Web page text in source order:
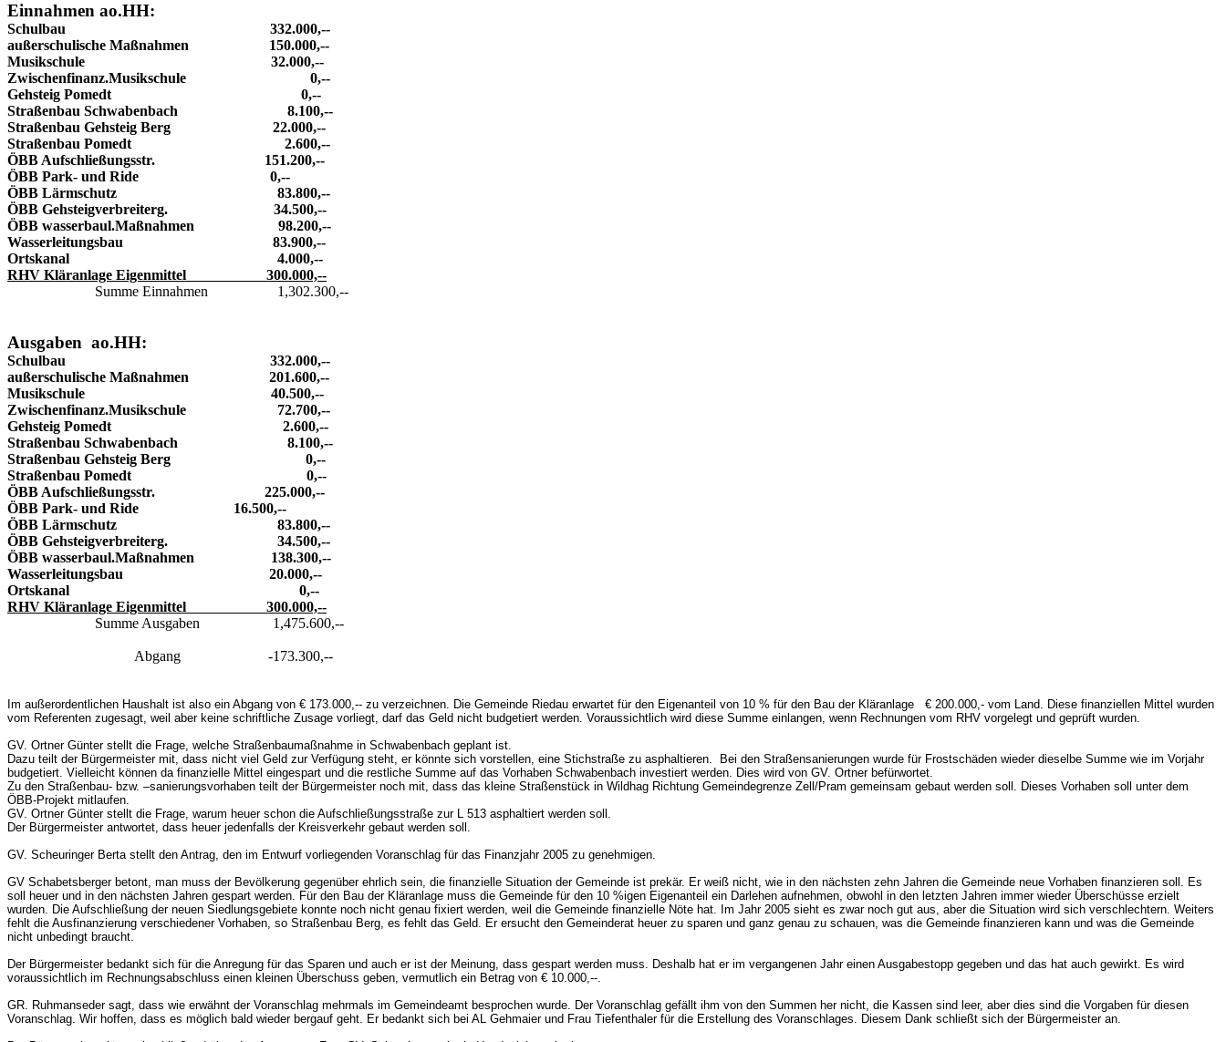
Einnahmen ao.HH:
Schulbau 332.000,--
außerschulische Maßnahmen 150.000,--
Musikschule 32.000,--
Zwischenfinanz.Musikschule 0,--
Gehsteig Pomedt 0,--
Straßenbau Schwabenbach 8.100,--
Straßenbau Gehsteig Berg 22.000,--
Straßenbau Pomedt 2.600,--
ÖBB Aufschließungsstr. 151.200,--
ÖBB Park- und Ride 0,--
ÖBB Lärmschutz 83.800,--
ÖBB Gehsteigverbreiterg. 34.500,--
ÖBB wasserbaul.Maßnahmen 98.200,--
Wasserleitungsbau 83.900,--
Ortskanal 4.000,--
RHV Kläranlage Eigenmittel 300.000,--
Summe Einnahmen 1,302.300,--
Ausgaben ao.HH:
Schulbau 332.000,--
außerschulische Maßnahmen 201.600,--
Musikschule 40.500,--
Zwischenfinanz.Musikschule 72.700,--
Gehsteig Pomedt 2.600,--
Straßenbau Schwabenbach 8.100,--
Straßenbau Gehsteig Berg 0,--
Straßenbau Pomedt 0,--
ÖBB Aufschließungsstr. 225.000,--
ÖBB Park- und Ride 16.500,--
ÖBB Lärmschutz 83.800,--
ÖBB Gehsteigverbreiterg. 34.500,--
ÖBB wasserbaul.Maßnahmen 138.300,--
Wasserleitungsbau 20.000,--
Ortskanal 0,--
RHV Kläranlage Eigenmittel 300.000,--
Summe Ausgaben 1,475.600,--
Abgang -173.300,--
Im außerordentlichen Haushalt ist also ein Abgang von € 173.000,-- zu verzeichnen. Die Gemeinde Riedau erwartet für den Eigenanteil von 10 % für den Bau der Kläranlage € 200.000,- vom Land. Diese finanziellen Mittel wurden
vom Referenten zugesagt, weil aber keine schriftliche Zusage vorliegt, darf das Geld nicht budgetiert werden. Voraussichtlich wird diese Summe einlangen, wenn Rechnungen vom RHV vorgelegt und geprüft wurden.
GV. Ortner Günter stellt die Frage, welche Straßenbaumaßnahme in Schwabenbach geplant ist.
Dazu teilt der Bürgermeister mit, dass nicht viel Geld zur Verfügung steht, er könnte sich vorstellen, eine Stichstraße zu asphaltieren. Bei den Straßensanierungen wurde für Frostschäden wieder dieselbe Summe wie im Vorjahr
budgetiert. Vielleicht können da finanzielle Mittel eingespart und die restliche Summe auf das Vorhaben Schwabenbach investiert werden. Dies wird von GV. Ortner befürwortet.
Zu den Straßenbau- bzw. –sanierungsvorhaben teilt der Bürgermeister noch mit, dass das kleine Straßenstück in Wildhag Richtung Gemeindegrenze Zell/Pram gemeinsam gebaut werden soll. Dieses Vorhaben soll unter dem
ÖBB-Projekt mitlaufen.
GV. Ortner Günter stellt die Frage, warum heuer schon die Aufschließungsstraße zur L 513 asphaltiert werden soll.
Der Bürgermeister antwortet, dass heuer jedenfalls der Kreisverkehr gebaut werden soll.
GV. Scheuringer Berta stellt den Antrag, den im Entwurf vorliegenden Voranschlag für das Finanzjahr 2005 zu genehmigen.
GV Schabetsberger betont, man muss der Bevölkerung gegenüber ehrlich sein, die finanzielle Situation der Gemeinde ist prekär. Er weiß nicht, wie in den nächsten zehn Jahren die Gemeinde neue Vorhaben finanzieren soll. Es
soll heuer und in den nächsten Jahren gespart werden. Für den Bau der Kläranlage muss die Gemeinde für den 10 %igen Eigenanteil ein Darlehen aufnehmen, obwohl in den letzten Jahren immer wieder Überschüsse erzielt
wurden. Die Aufschließung der neuen Siedlungsgebiete konnte noch nicht genau fixiert werden, weil die Gemeinde finanzielle Nöte hat. Im Jahr 2005 sieht es zwar noch gut aus, aber die Situation wird sich verschlechtern. Weiters
fehlt die Ausfinanzierung verschiedener Vorhaben, so Straßenbau Berg, es fehlt das Geld. Er ersucht den Gemeinderat heuer zu sparen und ganz genau zu schauen, was die Gemeinde finanzieren kann und was die Gemeinde
nicht unbedingt braucht.
Der Bürgermeister bedankt sich für die Anregung für das Sparen und auch er ist der Meinung, dass gespart werden muss. Deshalb hat er im vergangenen Jahr einen Ausgabestopp gegeben und das hat auch gewirkt. Es wird
voraussichtlich im Rechnungsabschluss einen kleinen Überschuss geben, vermutlich ein Betrag von € 10.000,--.
GR. Ruhmanseder sagt, dass wie erwähnt der Voranschlag mehrmals im Gemeindeamt besprochen wurde. Der Voranschlag gefällt ihm von den Summen her nicht, die Kassen sind leer, aber dies sind die Vorgaben für diesen
Voranschlag. Wir hoffen, dass es möglich bald wieder bergauf geht. Er bedankt sich bei AL Gehmaier und Frau Tiefenthaler für die Erstellung des Voranschlages. Diesem Dank schließt sich der Bürgermeister an.